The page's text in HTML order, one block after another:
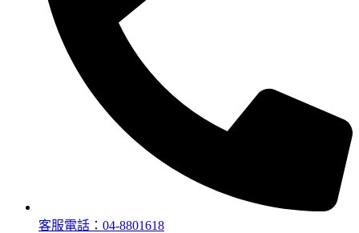
客服電話：04-8801618